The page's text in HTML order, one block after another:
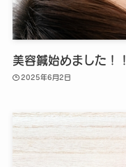
美容鍼始めました！！
2025年6月2日